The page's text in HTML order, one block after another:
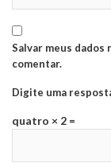
Salvar meus dados
comentar.
Digite uma
quatro × 2 =